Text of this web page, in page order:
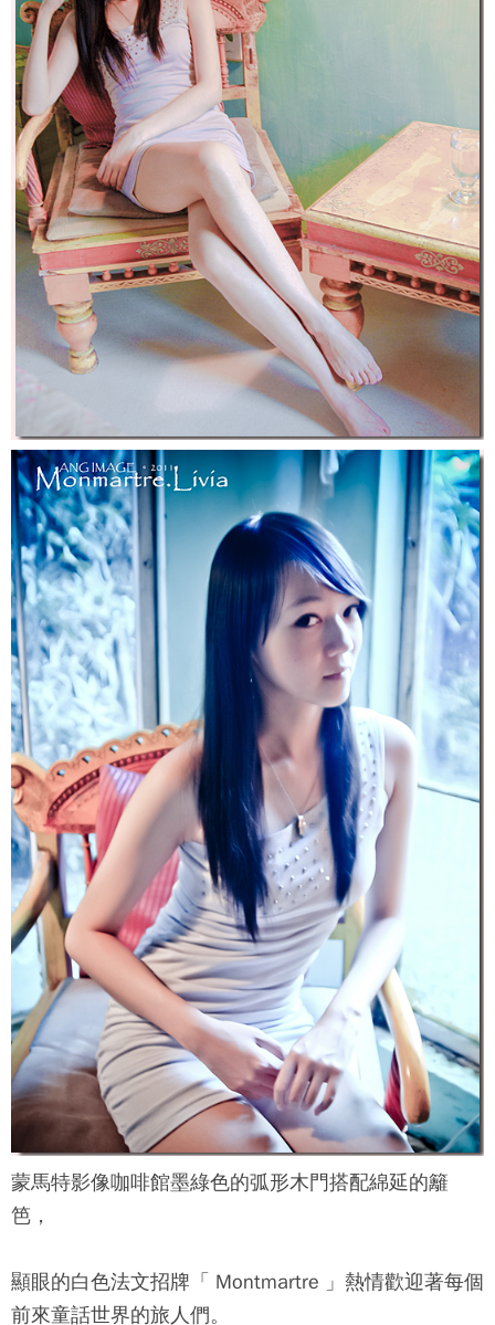
蒙馬特影像咖啡館墨綠色的弧形木門搭配綿延的籬
笆，
顯眼的白色法文招牌「 Montmartre 」熱情歡迎著每個
前來童話世界的旅人們。